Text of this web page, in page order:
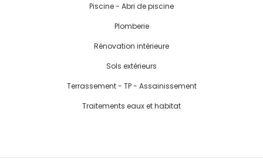
Piscine - Abri de piscine
Plomberie
Rénovation intérieure
Sols extérieurs
Terrassement - TP - Assainissement
Traitements eaux et habitat